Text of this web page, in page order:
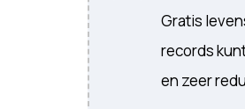
Gratis
records
en zeer